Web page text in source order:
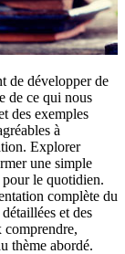
de développer de
de ce qui nous
des exemples
à
Explorer
une simple
le quotidien.
complète du
et des
comprendre,
thème abordé.